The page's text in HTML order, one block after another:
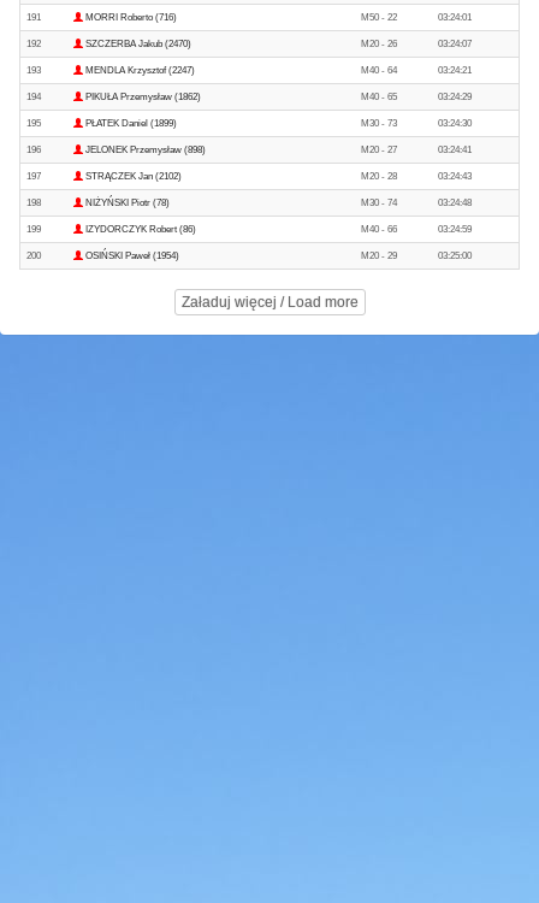
191 MORRI Roberto (716) M50 - 22 03:24:01
192 SZCZERBA Jakub (2470) M20 - 26 03:24:07
193 MENDLA Krzysztof (2247) M40 - 64 03:24:21
194 PIKUŁA Przemysław (1862) M40 - 65 03:24:29
195 PŁATEK Daniel (1899) M30 - 73 03:24:30
196 JELONEK Przemysław (898) M20 - 27 03:24:41
197 STRĄCZEK Jan (2102) M20 - 28 03:24:43
198 NIŻYŃSKI Piotr (78) M30 - 74 03:24:48
199 IZYDORCZYK Robert (86) M40 - 66 03:24:59
200 OSIŃSKI Paweł (1954) M20 - 29 03:25:00